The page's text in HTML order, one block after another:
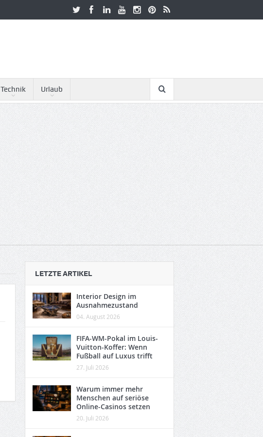
Technik Urlaub
LETZTE ARTIKEL
Interior Design im
Ausnahmezustand
04. August 2026
FIFA-WM-Pokal im Louis-
Vuitton-Koffer: Wenn
Fußball auf Luxus trifft
27. Juli 2026
Warum immer mehr
Menschen auf seriöse
Online-Casinos setzen
20. Juli 2026